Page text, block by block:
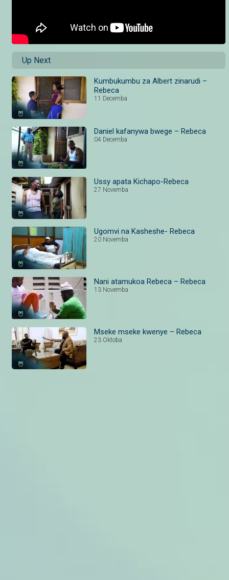
Up Next
Kumbukumbu za Albert zinarudi –
Rebeca
11 Decemba
Daniel kafanywa bwege – Rebeca
04 Decemba
Ussy apata Kichapo-Rebeca
27 Novemba
Ugomvi na Kasheshe- Rebeca
20 Novemba
Nani atamukoa Rebeca – Rebeca
13 Novemba
Mseke mseke kwenye – Rebeca
23 Oktoba